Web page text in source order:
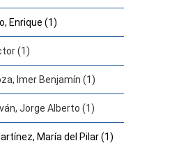
Enrique (1)
(1)
Imer Benjamín (1)
Jorge Alberto (1)
María del Pilar (1)